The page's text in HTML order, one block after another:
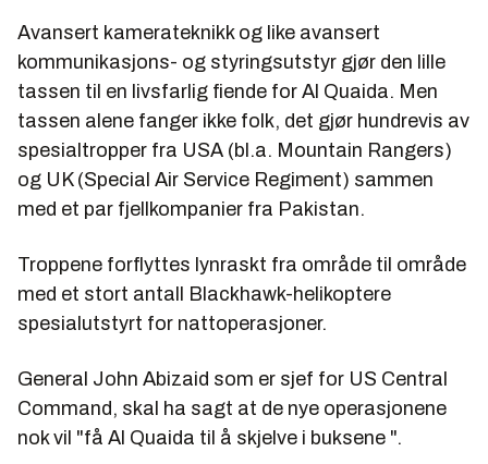
Avansert kamerateknikk og like avansert
kommunikasjons- og styringsutstyr gjør den lille
tassen til en livsfarlig fiende for Al Quaida. Men
tassen alene fanger ikke folk, det gjør hundrevis av
spesialtropper fra USA (bl.a. Mountain Rangers)
og UK (Special Air Service Regiment) sammen
med et par fjellkompanier fra Pakistan.
Troppene forflyttes lynraskt fra område til område
med et stort antall Blackhawk-helikoptere
spesialutstyrt for nattoperasjoner.
General John Abizaid som er sjef for US Central
Command, skal ha sagt at de nye operasjonene
nok vil "få Al Quaida til å skjelve i buksene ".